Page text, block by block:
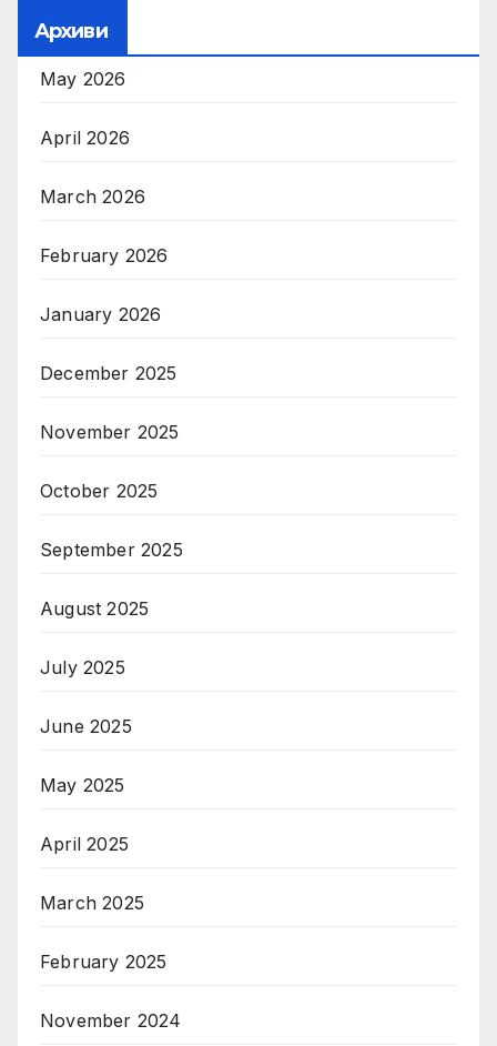
Архиви
May 2026
April 2026
March 2026
February 2026
January 2026
December 2025
November 2025
October 2025
September 2025
August 2025
July 2025
June 2025
May 2025
April 2025
March 2025
February 2025
November 2024